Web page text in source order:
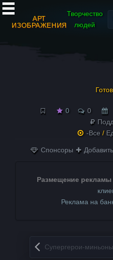
АРТ
ИЗОБРАЖЕНИЯ
Творчество
людей
0 0
-Все /
Спонсоры Добавить
Размещение рекламы
Реклама на
Запись навигация
Супергерои-миньоны